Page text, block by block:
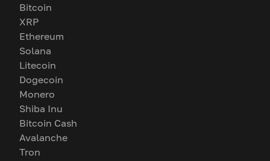
Bitcoin
XRP
Ethereum
Solana
Litecoin
Dogecoin
Monero
Shiba Inu
Bitcoin Cash
Avalanche
Tron